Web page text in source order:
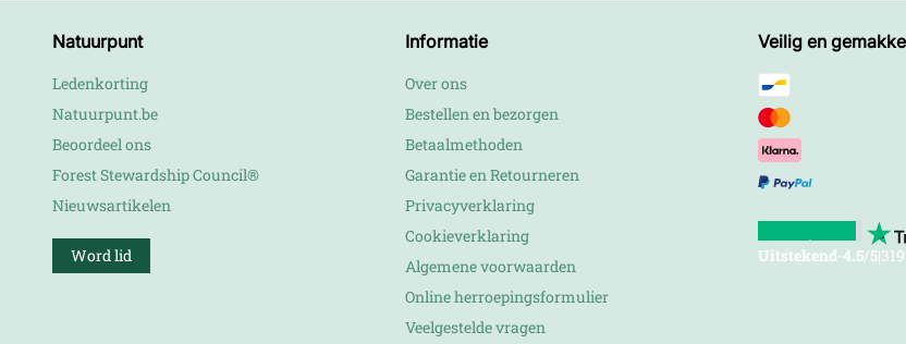
Natuurpunt
Ledenkorting
Natuurpunt.be
Beoordeel ons
Forest Stewardship Council®
Nieuwsartikelen
Word lid
Informatie
Over ons
Bestellen en bezorgen
Betaalmethoden
Garantie en Retourneren
Privacyverklaring
Cookieverklaring
Algemene voorwaarden
Online herroepingsformulier
Veelgestelde vragen
Veilig en
Uitstekend-4.5/5|